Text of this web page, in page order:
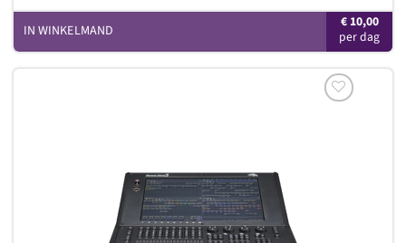
€10,00
IN WINKELMAND